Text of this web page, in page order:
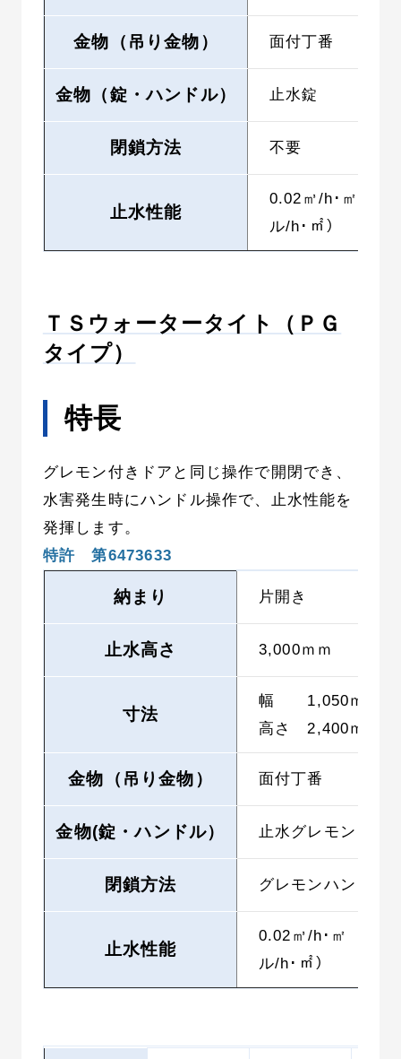
金物（吊り金物） 面付丁番
金物（錠・ハンドル） 止水錠
閉鎖方法 不要
止水性能
0.02㎥/h･㎡（20
ル/h･㎡）
ＴＳウォータータイト（ＰＧ
タイプ）
特長
グレモン付きドアと同じ操作で開閉でき、
水害発生時にハンドル操作で、止水性能を
発揮します。
特許 第6473633
納まり 片開き
止水高さ 3,000ｍｍ
寸法
幅 1,050ｍｍ
高さ 2,400ｍｍ
金物（吊り金物） 面付丁番
金物(錠・ハンドル） 止水グレモン
閉鎖方法 グレモンハンドル
止水性能
0.02㎥/h･㎡（20
ル/h･㎡）